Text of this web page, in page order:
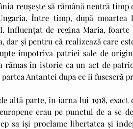
reușește să rămână neutră
Între timp, după
Influențat de regina Maria,
dar și pentru că realizează care
împotriva patriei sale de
rămas în istorie ca un act de
Antantei dupa ce îi fuseseră
erau pe punctul de a se
sa iși proclame libertatea și